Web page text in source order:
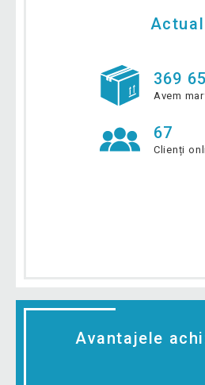
Actual
369
Avem
67
Clienți
Avantajele